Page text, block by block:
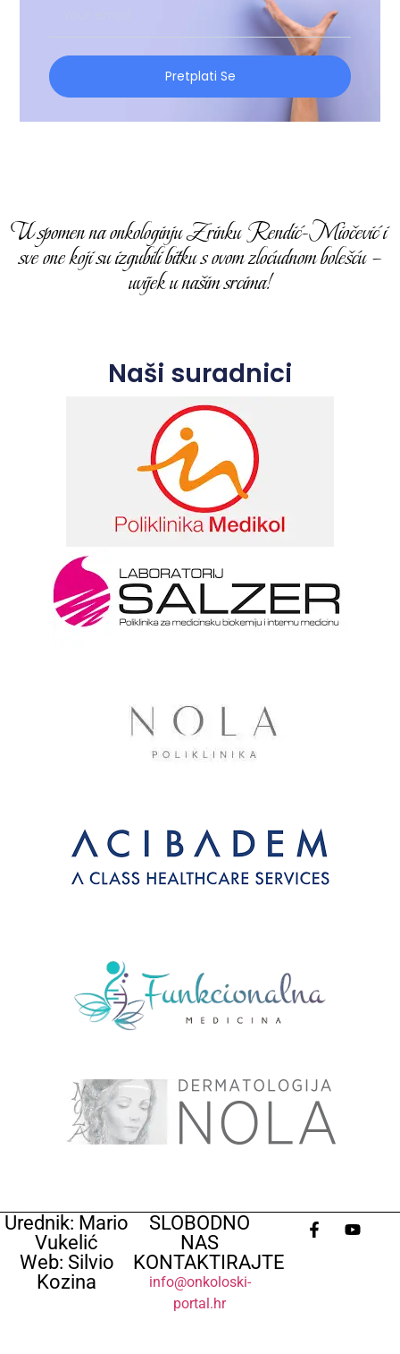
Pretplati Se
U spomen na onkologinju Zrinku Rendić-Miočević i
sve one koji su izgubili bitku s ovom zloćudnom bolešću –
uvijek u našim srcima!
Naši suradnici
Urednik: Mario
Vukelić
Web: Silvio
Kozina
SLOBODNO
NAS
KONTAKTIRAJTE
info@onkoloski-
portal.hr